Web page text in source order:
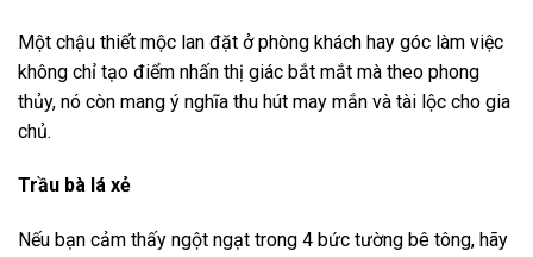
Một chậu thiết mộc lan đặt ở phòng khách hay góc làm việc
không chỉ tạo điểm nhấn thị giác bắt mắt mà theo phong
thủy, nó còn mang ý nghĩa thu hút may mắn và tài lộc cho gia
chủ.
Trầu bà lá xẻ
Nếu bạn cảm thấy ngột ngạt trong 4 bức tường bê tông, hãy